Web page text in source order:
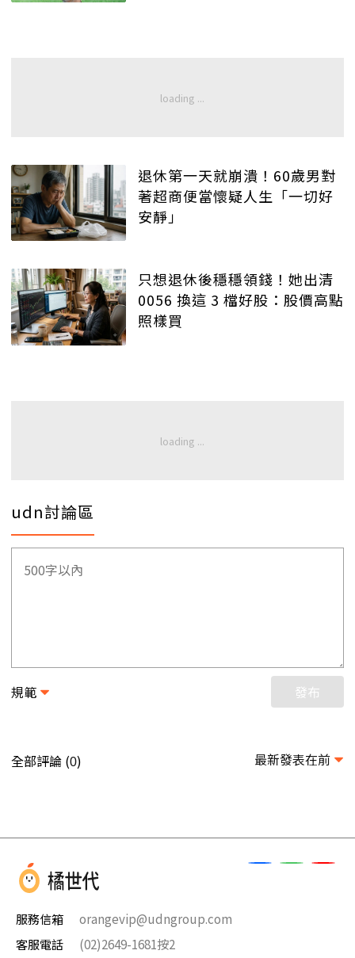
退休第一天就崩潰！60歲男對
著超商便當懷疑人生「一切好
安靜」
只想退休後穩穩領錢！她出清
0056 換這 3 檔好股：股價高點
照樣買
udn討論區
規範 發布
全部評論 (0) 最新發表在前
服務信箱
orangevip@udngroup.com
客服電話
(02)2649-1681按2